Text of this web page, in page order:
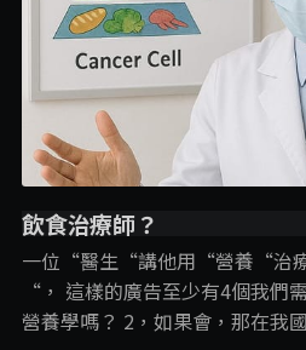
飲食治療師？
一位“醫生“講他用“營養“治
“， 這樣的廣告至少有4個我們需要想的問題： 1，醫生會
營養學嗎？ 2，如果會，那在我國，營養專業分為營養師